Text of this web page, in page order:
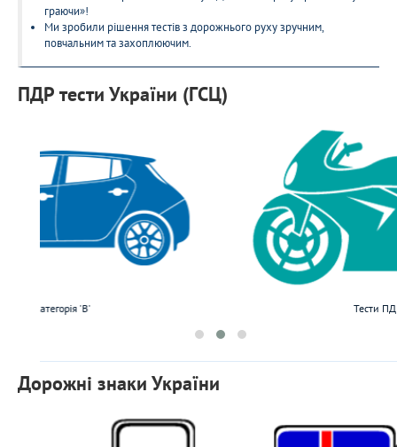
граючи»!
Ми зробили рішення тестів з дорожнього руху зручним,
повчальним та захоплюючим.
ПДР тести України (ГСЦ)
Тести ПДР категорія 'A'
Дорожні знаки України